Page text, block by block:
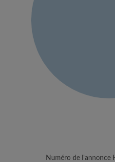
Numéro de l'annonce